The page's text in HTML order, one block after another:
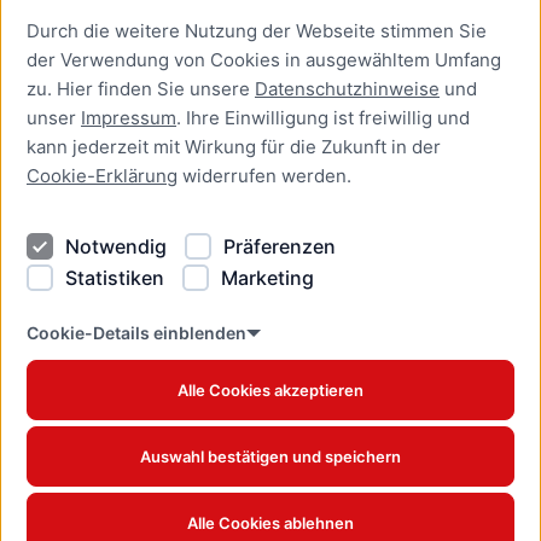
Durch die weitere Nutzung der Webseite stimmen Sie
der Verwendung von Cookies in ausgewähltem Umfang
zu. Hier finden Sie unsere Datenschutzhinweise und
unser Impressum. Ihre Einwilligung ist freiwillig und
kann jederzeit mit Wirkung für die Zukunft in der
Cookie-Erklärung widerrufen werden.
Notwendig
Präferenzen
Statistiken
Marketing
Cookie-Details einblenden
Alle Cookies akzeptieren
Auswahl bestätigen und speichern
Alle Cookies ablehnen
Presse
Newsletter Lübeck:kompakt
Kontakt
Kontakt
Datenschutzhinweise
Barrierefreiheit
Cookie Erklärung
www.luebeck.de